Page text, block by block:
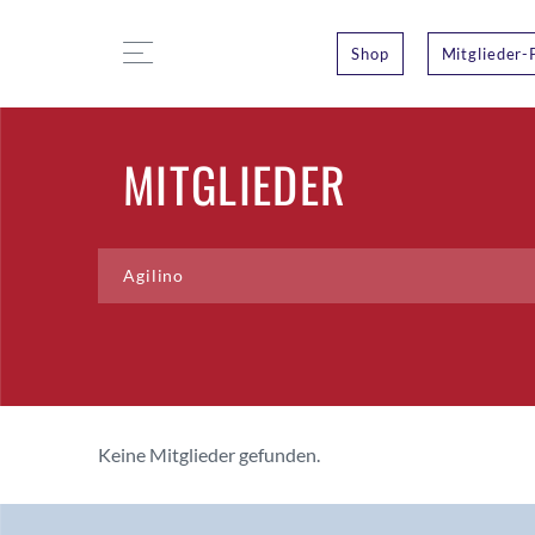
Shop Mitglieder-
MITGLIEDER
Keine Mitglieder gefunden.